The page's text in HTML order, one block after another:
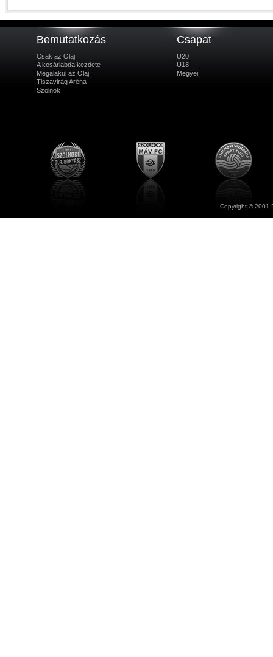
Bemutatkozás
Csak az Olaj
A kosárlabda kezdete
Megalakul az Olaj
Tiszavirág Aréna
Szolnok
Csapat
U20
U18
Megyei
Copyright ©